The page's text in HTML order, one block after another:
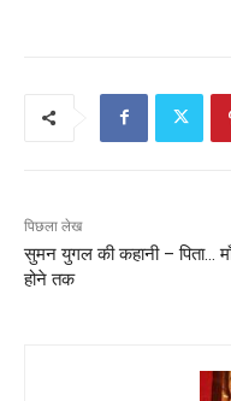
पिछला लेख
सुमन युगल की कहानी – पिता…
होने तक